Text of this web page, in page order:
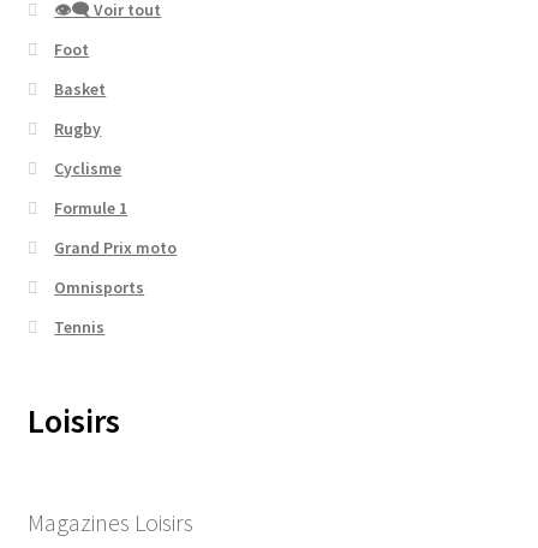
👁‍🗨 Voir tout
Foot
Basket
Rugby
Cyclisme
Formule 1
Grand Prix moto
Omnisports
Tennis
Loisirs
Magazines Loisirs